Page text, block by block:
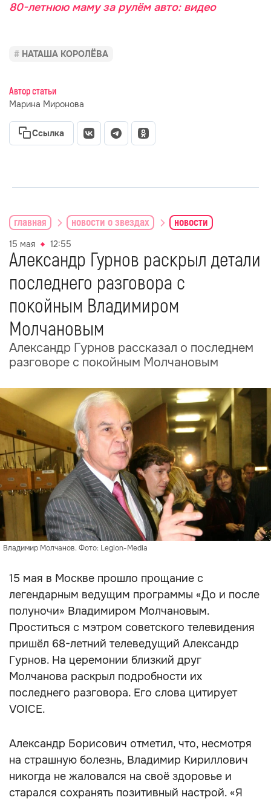
80-летнюю маму за рулём авто: видео
НАТАША КОРОЛЁВА
Автор статьи
Марина Миронова
Ссылка
главная новости о звездах новости
15 мая 12:55
Александр Гурнов раскрыл детали
последнего разговора с
покойным Владимиром
Молчановым
Александр Гурнов рассказал о последнем
разговоре с покойным Молчановым
Владимир Молчанов. Фото: Legion-Media
15 мая в Москве прошло прощание с
легендарным ведущим программы «До и после
полуночи» Владимиром Молчановым.
Проститься с мэтром советского телевидения
пришёл 68-летний телеведущий Александр
Гурнов. На церемонии близкий друг
Молчанова раскрыл подробности их
последнего разговора. Его слова цитирует
VOICE.
Александр Борисович отметил, что, несмотря
на страшную болезнь, Владимир Кириллович
никогда не жаловался на своё здоровье и
старался сохранять позитивный настрой. «Я